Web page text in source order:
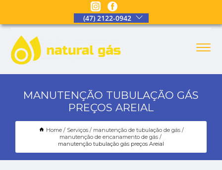
(47) 2122-0942
MANUTENÇÃO TUBULAÇÃO GÁS
PREÇOS AREIAL
Home Serviços
manutenção de tubulação de gás
manutenção de encanamento de gás
manutenção tubulação gás preços Areial